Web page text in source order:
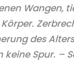
Wangen,
des
keine Spur. –